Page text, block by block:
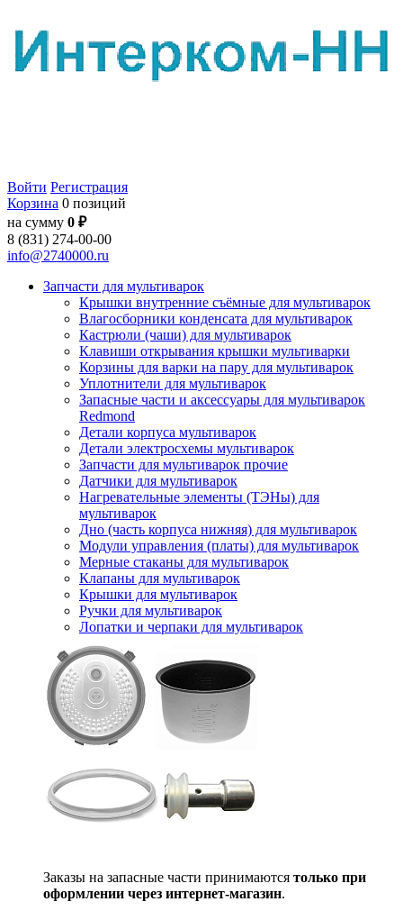
Войти Регистрация
Корзина 0 позиций
на сумму 0 ₽
8 (831) 274-00-00
info@2740000.ru
Запчасти для мультиварок
Крышки внутренние съёмные для мультиварок
Влагосборники конденсата для мультиварок
Кастрюли (чаши) для мультиварок
Клавиши открывания крышки мультиварки
Корзины для варки на пару для мультиварок
Уплотнители для мультиварок
Запасные части и аксессуары для мультиварок
Redmond
Детали корпуса мультиварок
Детали электросхемы мультиварок
Запчасти для мультиварок прочие
Датчики для мультиварок
Нагревательные элементы (ТЭНы) для
мультиварок
Дно (часть корпуса нижняя) для мультиварок
Модули управления (платы) для мультиварок
Мерные стаканы для мультиварок
Клапаны для мультиварок
Крышки для мультиварок
Ручки для мультиварок
Лопатки и черпаки для мультиварок
Заказы на запасные части принимаются только при
оформлении через интернет-магазин.